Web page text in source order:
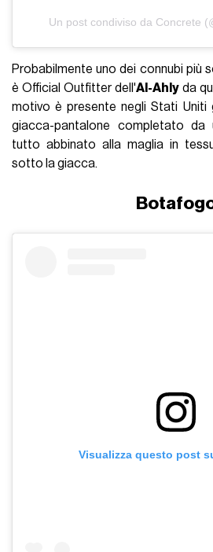
Un post condiviso da Concrete
Probabilmente uno dei connubi più
è Official Outfitter dell'Al-Ahly da
motivo è presente negli Stati Uniti
giacca-pantalone completato da
tutto abbinato alla maglia in
sotto la giacca.
Visualizza questo post